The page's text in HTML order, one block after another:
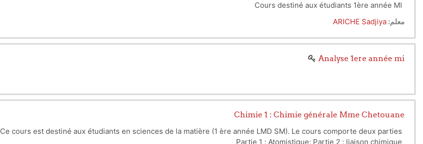
Cours destiné aux étudiants 1ère année MI
معلم: ARICHE Sadjiya
Analyse 1ere année mi
Chimie 1 : Chimie générale Mme Chetouane
Ce cours est destiné aux étudiants en sciences de la matière (1 ère année LMD SM). Le cours comporte deux parties :
Partie 1 : Atomistique; Partie 2 : liaison chimique